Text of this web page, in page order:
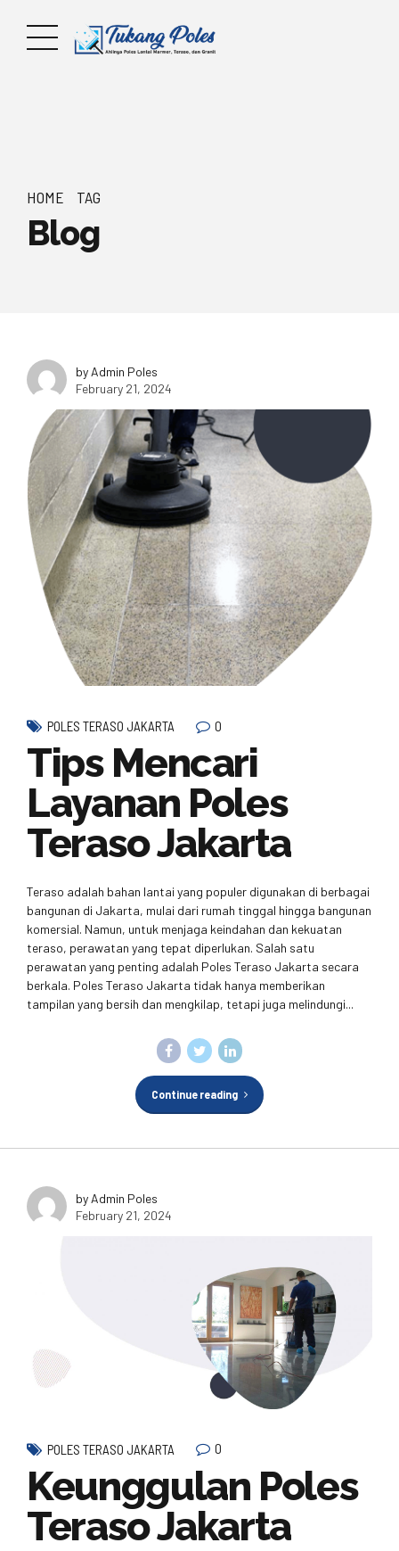
HOME TAG
Blog
by Admin Poles
February 21, 2024
POLES TERASO JAKARTA 0
Tips Mencari
Layanan Poles
Teraso Jakarta
Teraso adalah bahan lantai yang populer digunakan di berbagai
bangunan di Jakarta, mulai dari rumah tinggal hingga bangunan
komersial. Namun, untuk menjaga keindahan dan kekuatan
teraso, perawatan yang tepat diperlukan. Salah satu
perawatan yang penting adalah Poles Teraso Jakarta secara
berkala. Poles Teraso Jakarta tidak hanya memberikan
tampilan yang bersih dan mengkilap, tetapi juga melindungi...
Continue reading
by Admin Poles
February 21, 2024
POLES TERASO JAKARTA 0
Keunggulan Poles
Teraso Jakarta